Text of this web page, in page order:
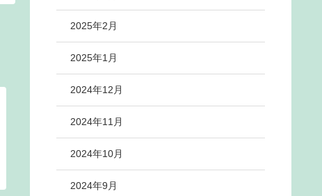
2025年2月
2025年1月
2024年12月
2024年11月
2024年10月
2024年9月